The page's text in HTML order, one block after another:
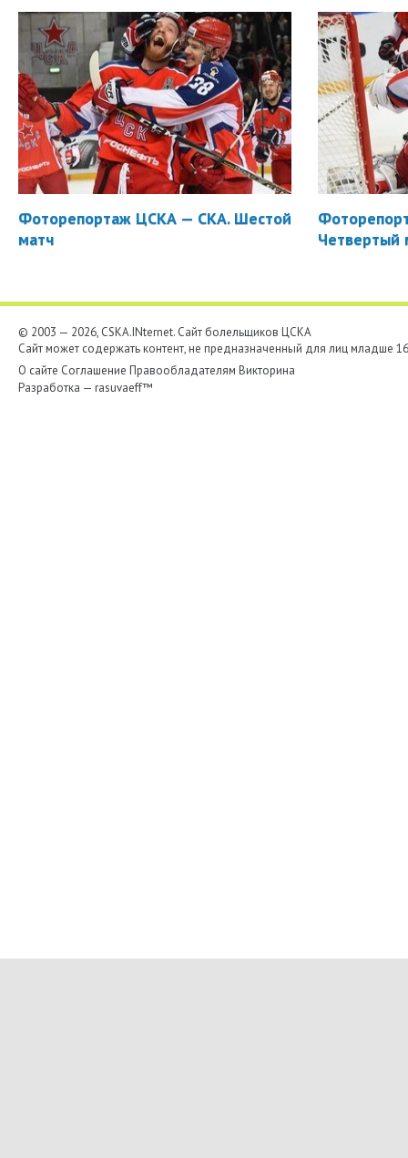
Фоторепортаж ЦСКА — СКА. Шестой
матч
Четвертый
© 2003 — 2026, CSKA.INternet. Cайт болельщиков ЦСКА
Сайт может содержать контент, не предназначенный для лиц младше
О сайте Соглашение Правообладателям Викторина
Разработка — rasuvaeff™